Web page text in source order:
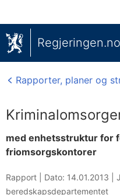
Regjeringen.no
Rapporter, planer og
med enhetsstruktur for
friomsorgskontorer
Rapport | Dato: 14.01.2013
beredskapsdepartementet